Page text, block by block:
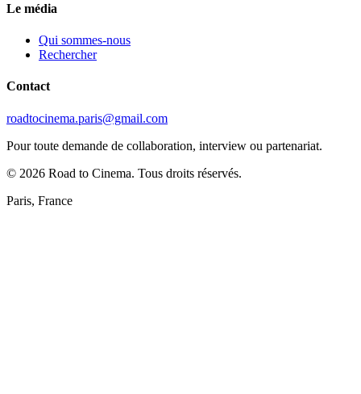
Le média
Qui sommes-nous
Rechercher
Contact
roadtocinema.paris@gmail.com
Pour toute demande de collaboration, interview ou partenariat.
© 2026 Road to Cinema. Tous droits réservés.
Paris, France